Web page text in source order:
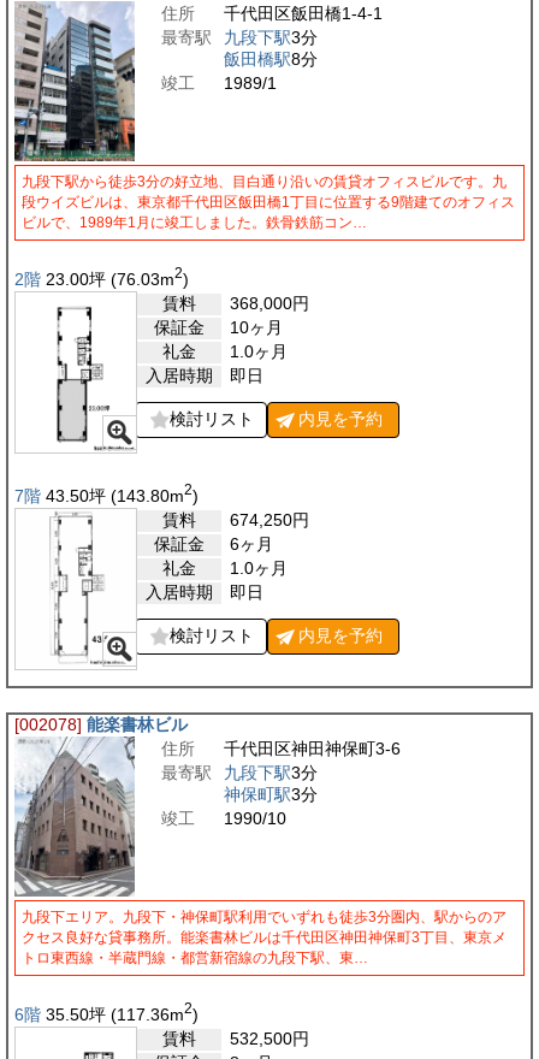
住所
千代田区飯田橋1-4-1
最寄駅
九段下駅3分
飯田橋駅8分
竣工
1989/1
九段下駅から徒歩3分の好立地、目白通り沿いの賃貸オフィスビルです。九
段ウイズビルは、東京都千代田区飯田橋1丁目に位置する9階建てのオフィス
ビルで、1989年1月に竣工しました。鉄骨鉄筋コン…
2階 23.00坪 (76.03m2)
賃料
368,000円
保証金
10ヶ月
礼金
1.0ヶ月
入居時期
即日
検討リスト 内見を予約
7階 43.50坪 (143.80m2)
賃料
674,250円
保証金
6ヶ月
礼金
1.0ヶ月
入居時期
即日
検討リスト 内見を予約
[002078] 能楽書林ビル
住所
千代田区神田神保町3-6
最寄駅
九段下駅3分
神保町駅3分
竣工
1990/10
九段下エリア。九段下・神保町駅利用でいずれも徒歩3分圏内、駅からのア
クセス良好な貸事務所。能楽書林ビルは千代田区神田神保町3丁目、東京メ
トロ東西線・半蔵門線・都営新宿線の九段下駅、東…
6階 35.50坪 (117.36m2)
賃料
532,500円